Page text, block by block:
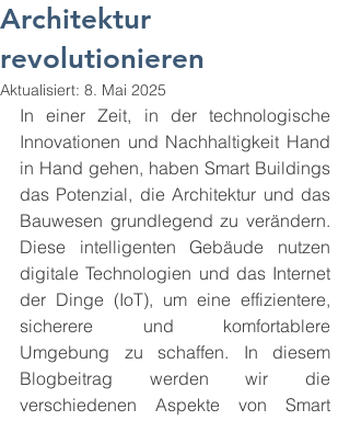
Architektur
revolutionieren
Aktualisiert: 8. Mai 2025
In einer Zeit, in der technologische
Innovationen und Nachhaltigkeit Hand
in Hand gehen, haben Smart Buildings
das Potenzial, die Architektur und das
Bauwesen grundlegend zu verändern.
Diese intelligenten Gebäude nutzen
digitale Technologien und das Internet
der Dinge (IoT), um eine effizientere,
sicherere und komfortablere
Umgebung zu schaffen. In diesem
Blogbeitrag werden wir die
verschiedenen Aspekte von Smart